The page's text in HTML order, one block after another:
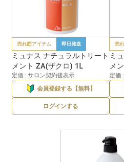
売れ筋アイテム 即日発送
ミュナス ナチュラルトリート
メント ZA(ザクロ) 1L
定価 : サロン契約後表示
会員登録する【無料】
ログインする
売
ミ
メ
定価